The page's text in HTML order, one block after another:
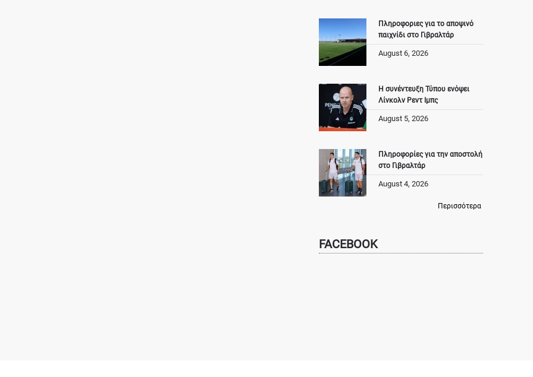
Πληροφοριες για το αποψινό
παιχνίδι στο Γιβραλτάρ
August 6, 2026
Η συνέντευξη Τύπου ενόψει
Λίνκολν Ρεντ Ιμπς
August 5, 2026
Πληροφορίες για την αποστολή
στο Γιβραλτάρ
August 4, 2026
Περισσότερα
FACEBOOK